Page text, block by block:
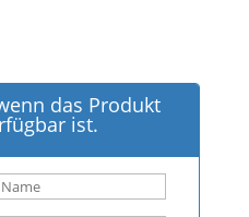
das Produkt
ist.